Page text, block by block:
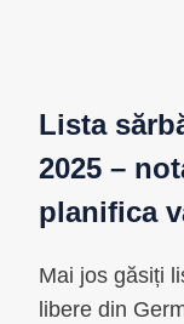
Lista
2025 –
planifica
Mai jos găsiți
libere din